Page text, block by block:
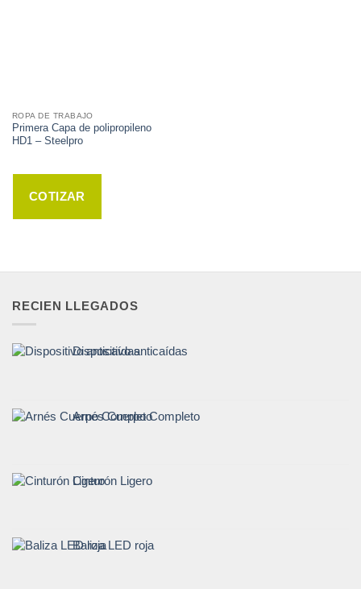
ROPA DE TRABAJO
Primera Capa de polipropileno
HD1 – Steelpro
COTIZAR
RECIEN LLEGADOS
Dispositivo anticaídas
Arnés Cuerpo Completo
Cinturón Ligero
Baliza LED roja